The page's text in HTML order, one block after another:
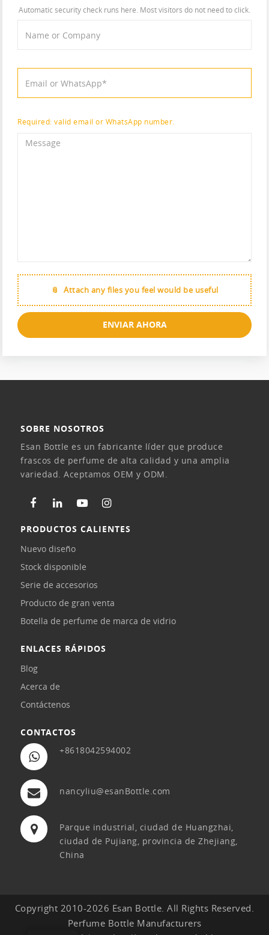
Automatic security check runs here. Most visitors do not need to click.
Required: valid email or WhatsApp number.
Attach any files you feel would be useful
ENVIAR AHORA
SOBRE NOSOTROS
Esan Bottle es un fabricante líder que produce
frascos de perfume de alta calidad y una amplia
variedad. Aceptamos OEM y ODM.
PRODUCTOS CALIENTES
Nuevo diseño
Stock disponible
Serie de accesorios
Producto de gran venta
Botella de perfume de marca de vidrio
ENLACES RÁPIDOS
Blog
Acerca de
Contáctenos
CONTACTOS
+8618042594002
nancyliu@esanBottle.com
Parque industrial, ciudad de Huangzhai,
ciudad de Pujiang, provincia de Zhejiang,
China
Copyright 2010-2026 Esan Bottle. All Rights Reserved.
Perfume Bottle Manufacturers